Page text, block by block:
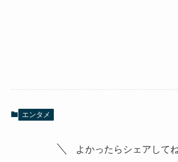
エンタメ
よかったらシェアしてね